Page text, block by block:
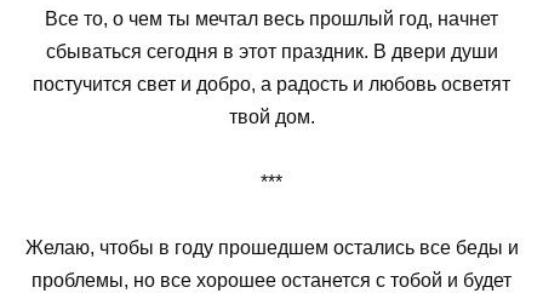
Все то, о чем ты мечтал весь прошлый год, начнет
сбываться сегодня в этот праздник. В двери души
постучится свет и добро, а радость и любовь осветят
твой дом.
***
Желаю, чтобы в году прошедшем остались все беды и
проблемы, но все хорошее останется с тобой и будет